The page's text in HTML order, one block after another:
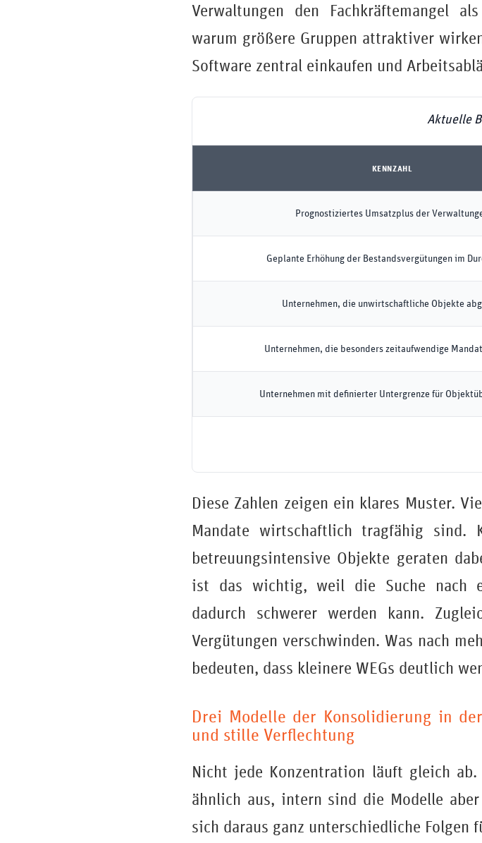
Verwaltungen den Fachkräftemangel
warum größere Gruppen attraktiver
Software zentral einkaufen und
Aktuelle
KENNZAHL
Prognostiziertes Umsatzplus der
Geplante Erhöhung der Bestandsvergütungen im
Unternehmen, die unwirtschaftliche Objekte
Unternehmen, die besonders zeitaufwendige
Unternehmen mit definierter Untergrenze für
Diese Zahlen zeigen ein klares Muster.
Mandate wirtschaftlich tragfähig sind.
betreuungsintensive Objekte geraten
ist das wichtig, weil die Suche nach
dadurch schwerer werden kann.
Vergütungen verschwinden. Was nach
bedeuten, dass kleinere WEGs deutlich
Drei Modelle der Konsolidierung in
und stille Verflechtung
Nicht jede Konzentration läuft gleich
ähnlich aus, intern sind die Modelle
sich daraus ganz unterschiedliche Folgen